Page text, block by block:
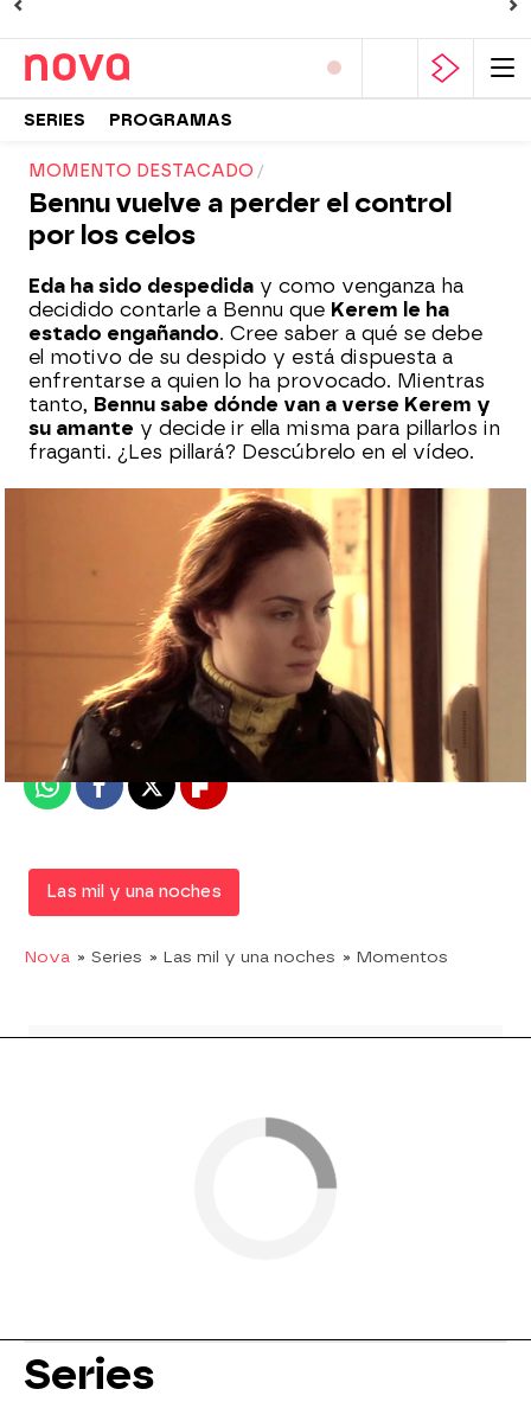
SERIES PROGRAMAS
MOMENTO DESTACADO
Bennu vuelve a perder el control
por los celos
Eda ha sido despedida y como venganza ha
decidido contarle a Bennu que Kerem le ha
estado engañando. Cree saber a qué se debe
el motivo de su despido y está dispuesta a
enfrentarse a quien lo ha provocado. Mientras
tanto, Bennu sabe dónde van a verse Kerem y
su amante y decide ir ella misma para pillarlos in
fraganti. ¿Les pillará? Descúbrelo en el vídeo.
Madrid
Publicado: 27 de febrero de 2020, 22:51
WhatsappFacebook
X Flipboard
Las mil y una noches
Nova » Series » Las mil y una noches » Momentos
Series